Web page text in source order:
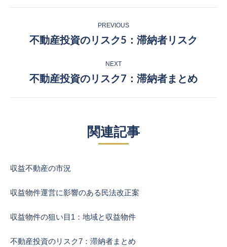
navigation
PREVIOUS
Previous
不動産投資のリスク5：滞納者リスク
NEXT
Next
不動産投資のリスク7：滞納者まとめ
関連記事
収益不動産の市況
収益物件運営に影響のある民法改正案
収益物件の狙い目1：地域と収益物件
不動産投資のリスク7：滞納者まとめ